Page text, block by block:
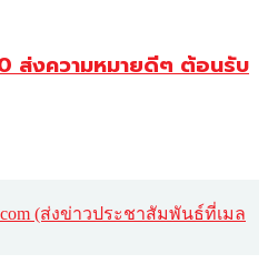
ส่งความหมายดีๆ ต้อนรับ
(ส่งข่าวประชาสัมพันธ์ที่เมล